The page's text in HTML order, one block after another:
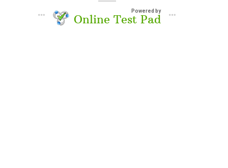
Powered by
Online Test Pad